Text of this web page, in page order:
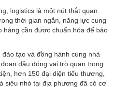
logistics là một nút thắt quan
thời gian ngắn, năng lực cung
hàng cần được chuẩn hóa để bảo
tạo và đồng hành cùng nhà
đầu đóng vai trò quan trọng.
hơn 150 đại diện tiểu thương,
siêu nhỏ tại địa phương đã có cơ